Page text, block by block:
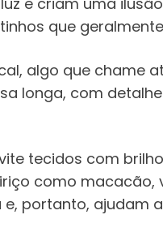
que
algo que chame
longa, com
tecidos com
como macacão,
portanto, ajudam